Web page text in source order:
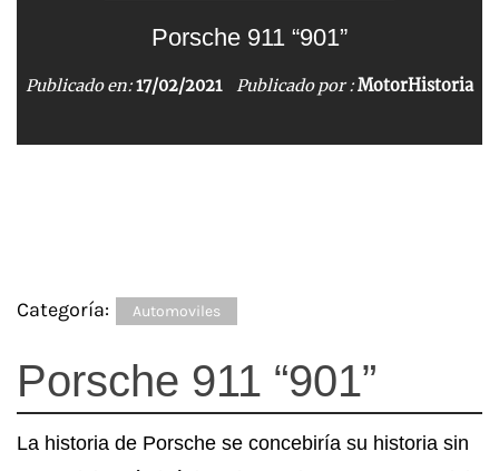
Porsche 911 “901”
Publicado en:17/02/2021 Publicado por :MotorHistoria
Gordon-Keeble GK1
Publicado en:18/12/2020 Publicado por :MotorHistoria
Historia de Seat
Publicado en:13/07/2020 Publicado por :MotorHistoria
Nuccio Bertone
Publicado en:11/07/2020 Publicado por :MotorHistoria
Categoría: Automoviles
Porsche 911 “901”
La historia de Porsche se concebiría su historia sin